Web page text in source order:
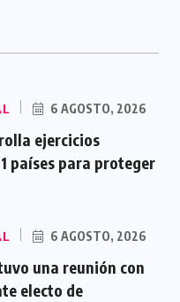
6 AGOSTO, 2026
ejercicios
países para proteger
6 AGOSTO, 2026
una reunión con
electo de